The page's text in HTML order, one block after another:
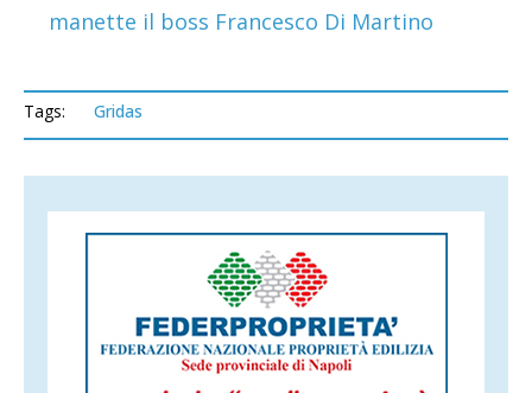
manette il boss Francesco Di Martino
Tags: Gridas